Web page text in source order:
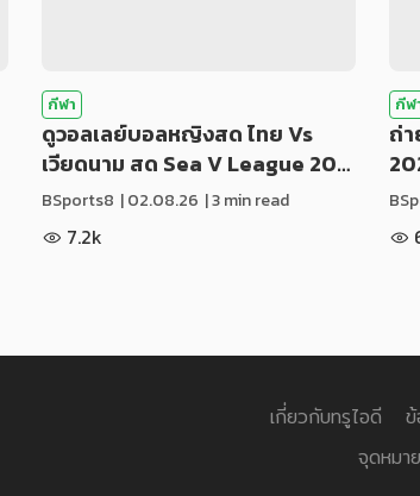
กีฬา
ดูวอลเลย์บอลหญิงสด ไทย Vs
เวียดนาม สด Sea V League 20…
BSports8 |02.08.26 | 3 min read
7.2k
กีฬ
ถ่
เกี่ยวกับทรูไอดี
จุดหมา